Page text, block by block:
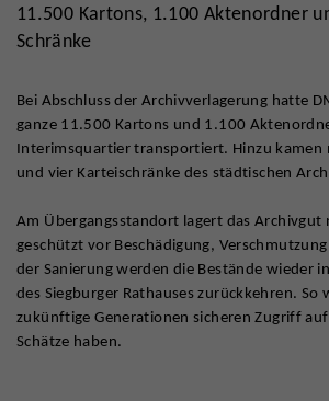
11.500 Kartons, 1.100 Aktenordner
Schränke
Bei Abschluss der Archivverlagerung hatte
ganze 11.500 Kartons und 1.100
Interimsquartier transportiert. Hinzu kamen
und vier Karteischränke des städtischen
Am Übergangsstandort lagert das Archivgut
geschützt vor Beschädigung,
der Sanierung werden die Bestände wieder
des Siegburger Rathauses zurückkehren. So
zukünftige Generationen sicheren Zugriff
Schätze haben.